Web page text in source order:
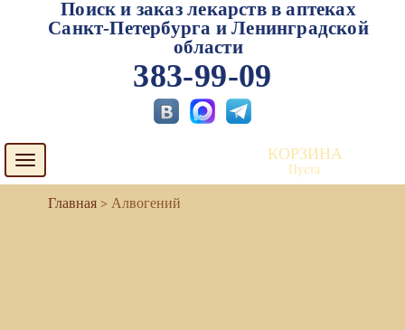
Поиск и заказ лекарств в аптеках
Санкт-Петербурга и Ленинградской
области
383-99-09
Toggle
navigation
КОРЗИНА
Пуста
Алвогений